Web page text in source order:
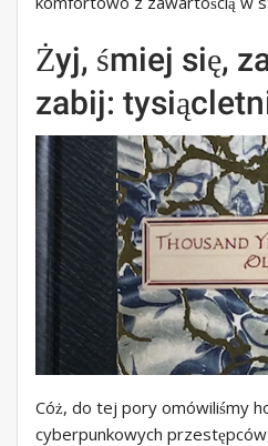
Żyj, śmiej się,
zabij:
Cóż, do tej pory omówiliśmy
cyberpunkowych